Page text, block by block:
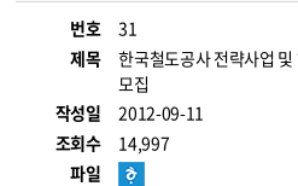
번호
31
제목
한국철도공사 전략사업
모집
작성일
2012-09-11
조회수
14,997
파일